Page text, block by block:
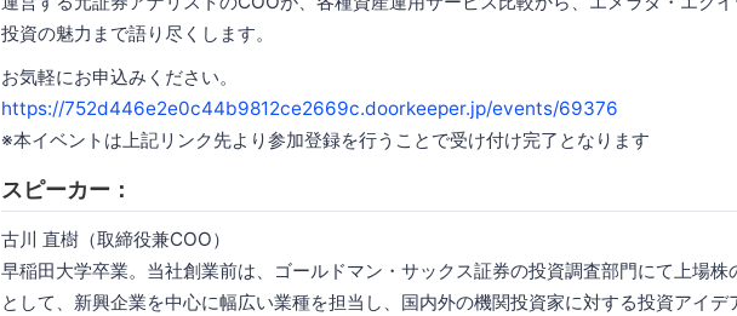
投資の魅力まで語り尽くします。
お気軽にお申込みください。
https://752d446e2e0c44b9812ce2669c.doorkeeper.jp/events/69376
※本イベントは上記リンク先より参加登録を行うことで受け付け完了となります
スピーカー：
古川 直樹（取締役兼COO）
早稲田大学卒業。当社創業前は、ゴールドマン・サックス証券の投資調査部門にて上場株
として、新興企業を中心に幅広い業種を担当し、国内外の機関投資家に対する投資アイデ